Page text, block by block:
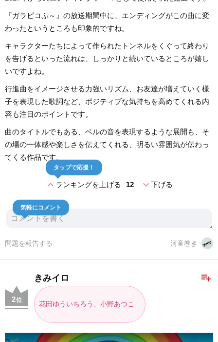
『ガラピコぷ～』の放送期間中に、エンディングがこの曲に変
わったというところも印象的ですね。
キャラクターたちによって作られたトンネルをくぐって終わり
を告げるといった流れは、しっかりと続いているところが嬉し
いですよね。
行進曲をイメージさせる力強いリズム、お友達が増えていく様
子を表現した歌詞など、ポジティブな気持ちを高めてくれる内
容も注目のポイントです。
曲のタイトルでもある、ベルの音を表現するような展開も、そ
の場の一体感や楽しさを伝えてくれる、明るい雰囲気が伝わっ
てくる作品です。
expand_lessランキングを上げる 12
タップで応援！
expand_more下げる
気軽にコメント
河童巻き
問題を報告する
playlist_add
きみイロ
花田ゆういちろう、小野あつこ
2位